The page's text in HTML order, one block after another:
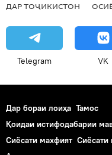
ДАР ТОҶИКИСТОН
Telegram VK
Дар бораи лоиҳа Тамос
Қоидаи истифодабарии
Сиёсати махфият Сиёсати